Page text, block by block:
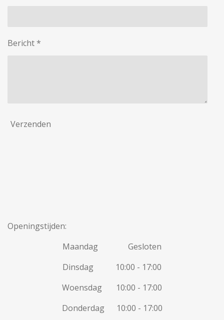
Bericht *
Verzenden
Openingstijden:
Maandag Gesloten
Dinsdag 10:00 - 17:00
Woensdag 10:00 - 17:00
Donderdag 10:00 - 17:00